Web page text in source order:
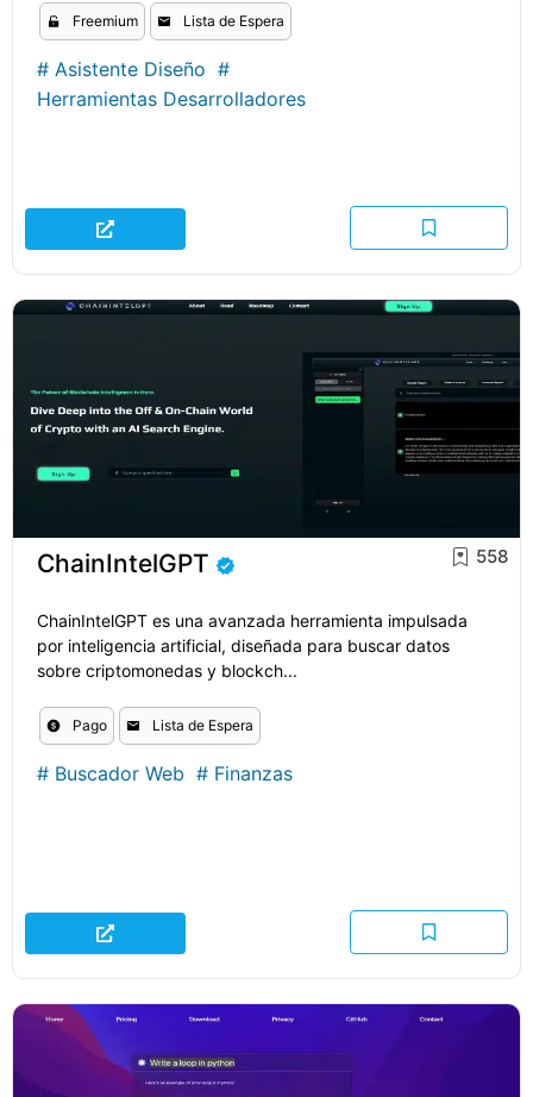
Freemium Lista de Espera
# Asistente Diseño #
Herramientas Desarrolladores
ChainIntelGPT 558
ChainIntelGPT es una avanzada herramienta impulsada
por inteligencia artificial, diseñada para buscar datos
sobre criptomonedas y blockch...
Pago Lista de Espera
# Buscador Web # Finanzas